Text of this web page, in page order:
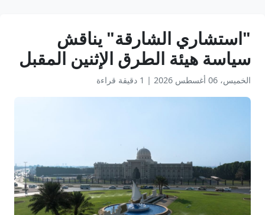
"استشاري الشارقة" يناقش
سياسة هيئة الطرق الإثنين المقبل
الخميس، 06 أغسطس 2026 | 1 دقيقة قراءة